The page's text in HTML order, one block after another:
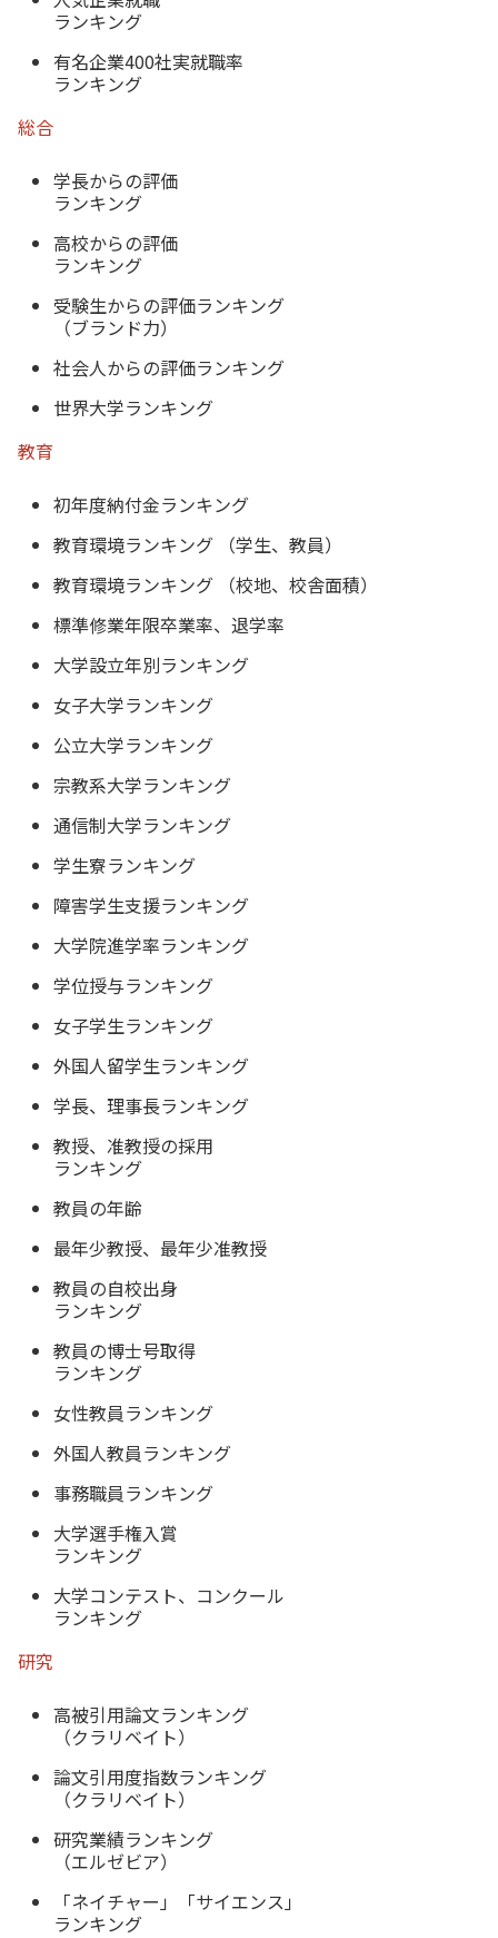
ランキング
有名企業400社実就職率
ランキング
総合
学長からの評価
ランキング
高校からの評価
ランキング
受験生からの評価ランキング
（ブランド力）
社会人からの評価ランキング
世界大学ランキング
教育
初年度納付金ランキング
教育環境ランキング （学生、教員）
教育環境ランキング （校地、校舎面積）
標準修業年限卒業率、退学率
大学設立年別ランキング
女子大学ランキング
公立大学ランキング
宗教系大学ランキング
通信制大学ランキング
学生寮ランキング
障害学生支援ランキング
大学院進学率ランキング
学位授与ランキング
女子学生ランキング
外国人留学生ランキング
学長、理事長ランキング
教授、准教授の採用
ランキング
教員の年齢
最年少教授、最年少准教授
教員の自校出身
ランキング
教員の博士号取得
ランキング
女性教員ランキング
外国人教員ランキング
事務職員ランキング
大学選手権入賞
ランキング
大学コンテスト、コンクール
ランキング
研究
高被引用論文ランキング
（クラリベイト）
論文引用度指数ランキング
（クラリベイト）
研究業績ランキング
（エルゼビア）
「ネイチャー」「サイエンス」
ランキング